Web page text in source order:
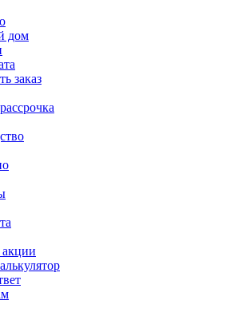
дом
заказ